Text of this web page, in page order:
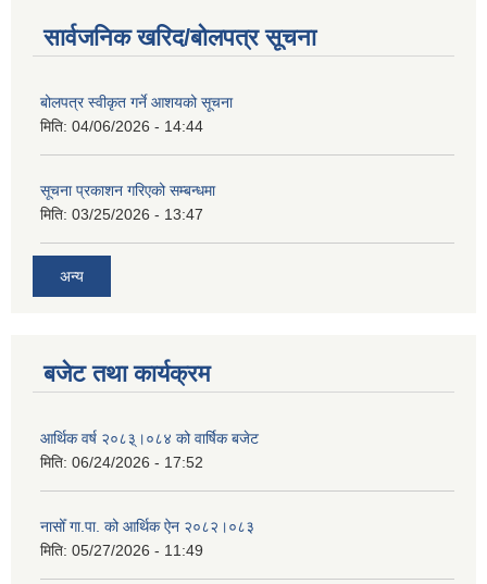
सार्वजनिक खरिद/बोलपत्र सूचना
बोलपत्र स्वीकृत गर्ने आशयको सूचना
मिति: 04/06/2026 - 14:44
सूचना प्रकाशन गरिएको सम्बन्धमा
मिति: 03/25/2026 - 13:47
अन्य
बजेट तथा कार्यक्रम
आर्थिक वर्ष २०८३्।०८४ को वार्षिक बजेट
मिति: 06/24/2026 - 17:52
नासोँ गा.पा. को आर्थिक ऐन २०८२।०८३
मिति: 05/27/2026 - 11:49